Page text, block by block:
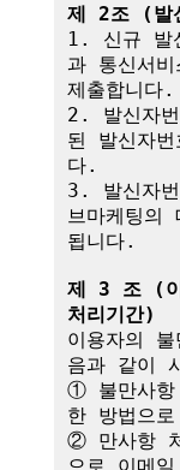
제 2조 (발
1. 신규 발
과 통신서비
제출합니다.
2. 발신자
된 발신자
다.
3. 발신자
브마케팅
됩니다.
제 3 조 (이
처리기간)
이용자의
음과 같이
① 불만사항
한 방법으
② 만사항